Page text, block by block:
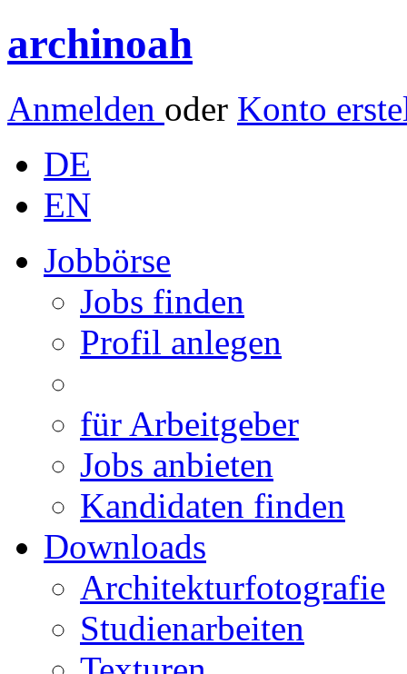
archinoah
Anmelden oder Konto
DE
EN
Jobbörse
Jobs finden
Profil anlegen
für Arbeitgeber
Jobs anbieten
Kandidaten finden
Downloads
Architekturfotografie
Studienarbeiten